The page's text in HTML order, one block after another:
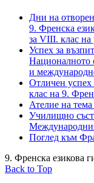
Дни на
9. Френска
за VIII. клас на
Успех за
Националното
и
Отличен успех
клас на 9.
Ателие на
Училищно
Поглед към
9. Френска езикова
Back to Top